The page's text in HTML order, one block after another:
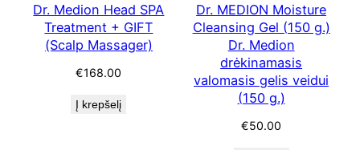
Dr. Medion Head SPA
Treatment + GIFТ
(Scalp Massager)
€168.00
Į krepšelį
Dr. MEDION Moisture
Cleansing Gel (150 g.)
Dr. Medion
drėkinamasis
valomasis gelis veidui
(150 g.)
€50.00